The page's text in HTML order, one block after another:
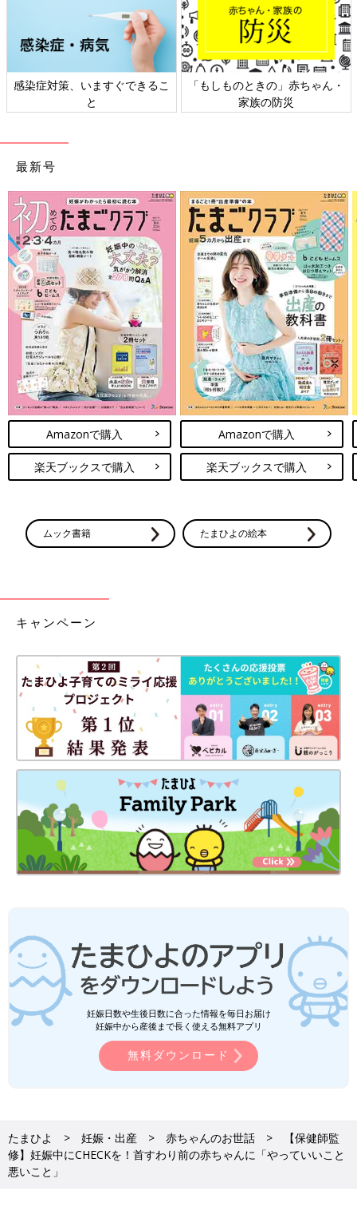
生まれたときは体がふにゃふにゃだった赤ちゃ
んも、少しずつ体つきがしっかりして、手足を
バタバタさせたり、首を動かしたりして周囲を
見回すなど、運動発達が進んできます。運動発
達の最初のチェックポイントが“首すわり”。
「首がすわるって、どういうこと？」「首がす
わるとお世話は変わるの？」など、首すわりの
疑問・気がかりについて、「ひよこクラブ」の
生まれたばかりの赤ちゃんの体と心について、いかがでしたでし
ょうか。おなかの中にいる赤ちゃんのことを考えながら、パパと
2人で妊娠中予習しておけば、産後の育児がスムーズにできるは
いね！ （文・たまごクラブ編集部
※この記事は「たまひよONLINE」で過去に公開されたもので
す。
監修／中村真奈美先生
初回公開日 2017/5/25
育児中におススメのアプリ
アプリ「まいにちのたまひよ」
きる「ルーム」や、写真だけでは伝わらない”できごと”を簡単に
記録できる「成長きろく」も大人気！
育児中におススメの本
最新! 初めての育児新百科 (ベネッセ・ムック たまひよブッ
クス たまひよ新百科シリーズ)
大人気「新百科シリーズ」の「育児新百科」がリニューアル！
新生児から
まで、月齢別に毎日の赤ちゃんの成長の様子とマ
マ＆パパができることを徹底紹介。
毎日のお世話を基本からていねいに解説。
新生児期からのお世話も写真でよくわかる！ 月齢別に、体・心
の成長とかかわりかたを掲載。
目安などもわかりやすく紹介しています。
切り取って使える、「赤ちゃんの月齢別 発育・発達見通し表」
つき。
感染症対策、いますぐできるこ
と
「もしものときの」赤ちゃん・
家族の防災
最新号
Amazonで購入
楽天ブックスで購入
Amazonで購入
楽天ブックスで購入
ムック書籍 たまひよの絵本
キャンペーン
妊娠日数や生後日数に合った情報を毎日お届け
妊娠中から産後まで長く使える無料アプリ
無料ダウンロード
たまひよ 妊娠・出産 赤ちゃんのお世話
【保健師監
修】妊娠中にCHECKを！首すわり前の赤ちゃんに「やっていいこと
悪いこと」